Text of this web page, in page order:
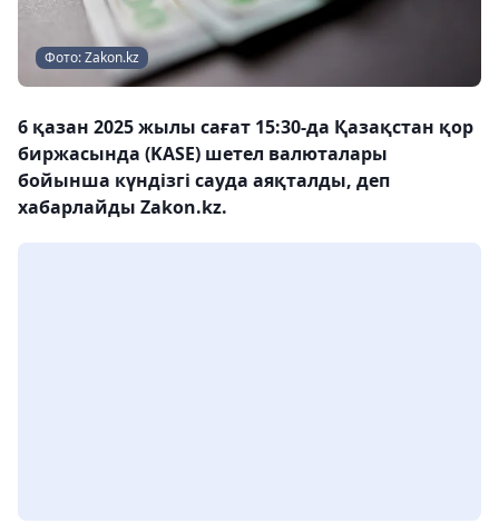
Фото: Zakon.kz
6 қазан 2025 жылы сағат 15:30-да Қазақстан қор
биржасында (KASE) шетел валюталары
бойынша күндізгі сауда аяқталды, деп
хабарлайды Zakon.kz.